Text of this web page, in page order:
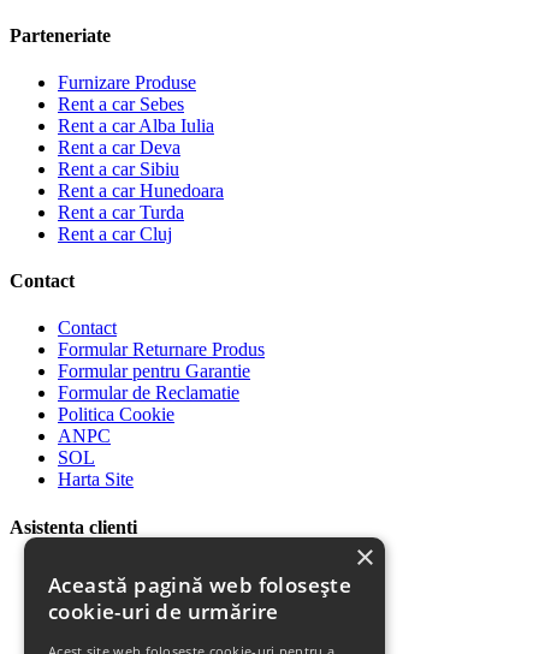
Parteneriate
Furnizare Produse
Rent a car Sebes
Rent a car Alba Iulia
Rent a car Deva
Rent a car Sibiu
Rent a car Hunedoara
Rent a car Turda
Rent a car Cluj
Contact
Contact
Formular Returnare Produs
Formular pentru Garantie
Formular de Reclamatie
Politica Cookie
ANPC
SOL
Harta Site
Asistenta clienti
Plata Produselor
Livrarea Produselor
Politica de Retur
Această pagină web folosește
cookie-uri de urmărire
×